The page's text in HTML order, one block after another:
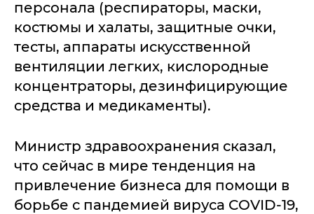
персонала (респираторы, маски,
костюмы и халаты, защитные очки,
тесты, аппараты искусственной
вентиляции легких, кислородные
концентраторы, дезинфицирующие
средства и медикаменты).
Министр здравоохранения сказал,
что сейчас в мире тенденция на
привлечение бизнеса для помощи в
борьбе с пандемией вируса COVID-19,